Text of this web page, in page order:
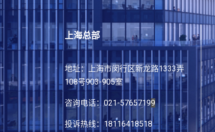
​上海总部​
地址：上海市闵行区新龙路1333弄
108号903-905室
咨询电话：021-57657199
投诉热线：18116418518